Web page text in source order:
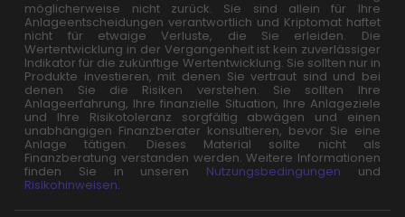
möglicherweise nicht zurück. Sie sind allein für Ihre
Anlageentscheidungen verantwortlich und Kriptomat haftet
nicht für etwaige Verluste, die Sie erleiden. Die
Wertentwicklung in der Vergangenheit ist kein zuverlässiger
Indikator für die zukünftige Wertentwicklung. Sie sollten nur in
Produkte investieren, mit denen Sie vertraut sind und bei
denen Sie die Risiken verstehen. Sie sollten Ihre
Anlageerfahrung, Ihre finanzielle Situation, Ihre Anlageziele
und Ihre Risikotoleranz sorgfältig abwägen und einen
unabhängigen Finanzberater konsultieren, bevor Sie eine
Anlage tätigen. Dieses Material sollte nicht als
Finanzberatung verstanden werden. Weitere Informationen
finden Sie in unseren Nutzungsbedingungen und
Risikohinweisen.